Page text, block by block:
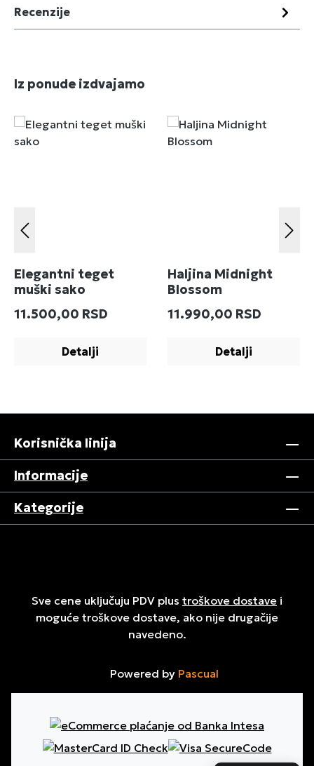
Recenzije
Preskoči galeriju proizvoda
Iz ponude izdvajamo
Elegantni teget
muški sako
Redovna cena:
11.500,00 RSD
Detalji
Haljina Midnight
Blossom
Redovna cena:
11.990,00 RSD
Detalji
Korisnička linija
Informacije
Kategorije
Sve cene uključuju PDV plus troškove dostave i
moguće troškove dostave, ako nije drugačije
navedeno.
Powered by Pascual